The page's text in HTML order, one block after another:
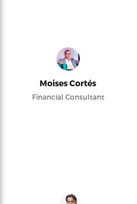
Moises Cortés
Financial Consultant